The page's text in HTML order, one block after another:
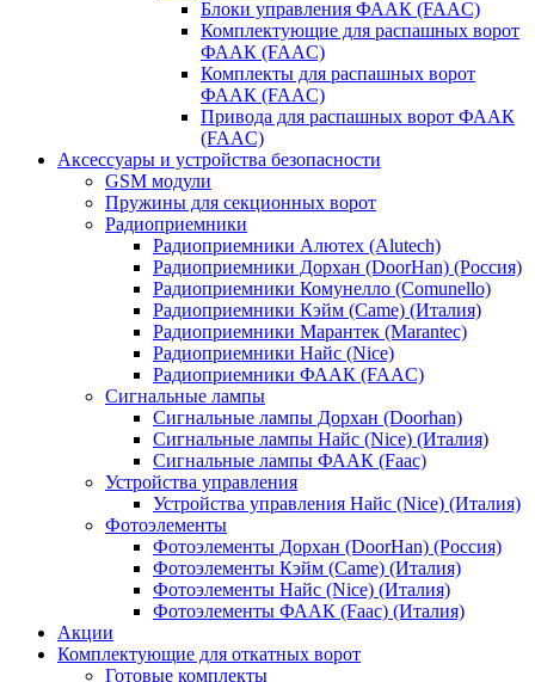
Блоки управления ФААК (FAAC)
Комплектующие для распашных ворот
ФААК (FAAC)
Комплекты для распашных ворот
ФААК (FAAC)
Привода для распашных ворот ФААК
(FAAC)
Аксессуары и устройства безопасности
GSM модули
Пружины для секционных ворот
Радиоприемники
Радиоприемники Алютех (Alutech)
Радиоприемники Дорхан (DoorHan) (Россия)
Радиоприемники Комунелло (Comunello)
Радиоприемники Кэйм (Came) (Италия)
Радиоприемники Марантек (Marantec)
Радиоприемники Найс (Nice)
Радиоприемники ФААК (FAAC)
Сигнальные лампы
Сигнальные лампы Дорхан (Doorhan)
Сигнальные лампы Найс (Nice) (Италия)
Сигнальные лампы ФААК (Faac)
Устройства управления
Устройства управления Найс (Nice) (Италия)
Фотоэлементы
Фотоэлементы Дорхан (DoorHan) (Россия)
Фотоэлементы Кэйм (Came) (Италия)
Фотоэлементы Найс (Nice) (Италия)
Фотоэлементы ФААК (Faac) (Италия)
Акции
Комплектующие для откатных ворот
Готовые комплекты